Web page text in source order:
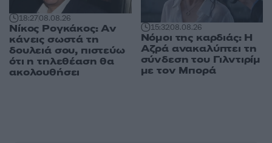
18:2708.08.26
Νίκος Ρογκάκος: Αν
κάνεις σωστά τη
δουλειά σου, πιστεύω
ότι η τηλεθέαση θα
ακολουθήσει
15:3208.08.26
Νόμοι της καρδιάς: Η
Αζρά ανακαλύπτει τη
σύνδεση του Γιλντιρίμ
με τον Μπορά